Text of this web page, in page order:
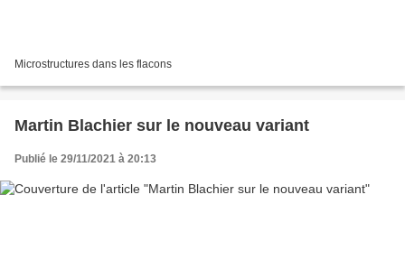
Microstructures dans les flacons
Martin Blachier sur le nouveau variant
Publié le 29/11/2021 à 20:13